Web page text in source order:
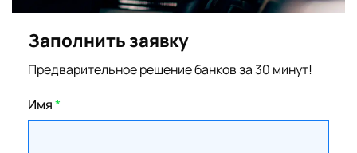
Заполнить заявку
Предварительное решение банков за 30 минут!
Имя*